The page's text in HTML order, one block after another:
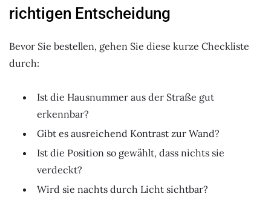
richtigen Entscheidung
Bevor Sie bestellen, gehen Sie diese kurze Checkliste
durch:
Ist die Hausnummer aus der Straße gut
erkennbar?
Gibt es ausreichend Kontrast zur Wand?
Ist die Position so gewählt, dass nichts sie
verdeckt?
Wird sie nachts durch Licht sichtbar?